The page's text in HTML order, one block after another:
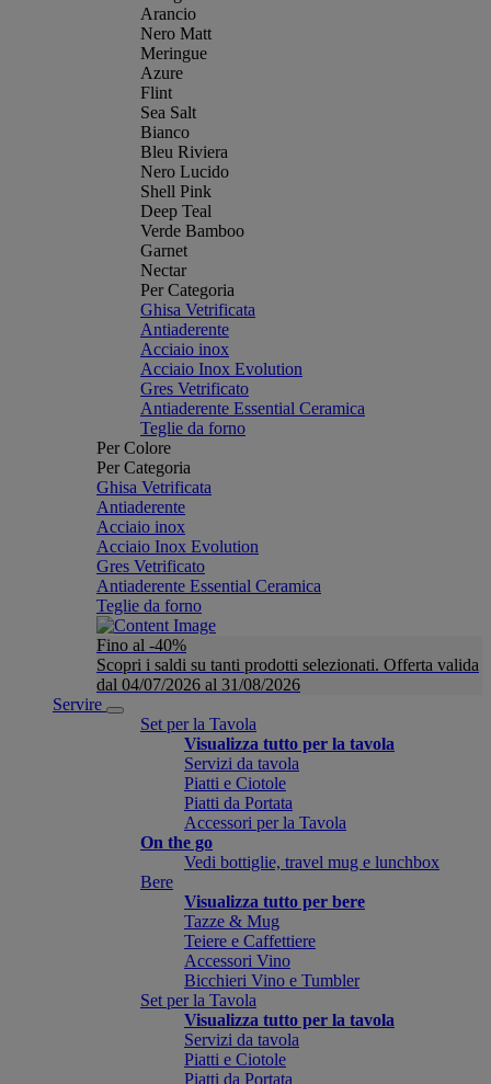
Arancio
Nero Matt
Meringue
Azure
Flint
Sea Salt
Bianco
Bleu Riviera
Nero Lucido
Shell Pink
Deep Teal
Verde Bamboo
Garnet
Nectar
Per Categoria
Ghisa Vetrificata
Antiaderente
Acciaio inox
Acciaio Inox Evolution
Gres Vetrificato
Antiaderente Essential Ceramica
Teglie da forno
Per Colore
Per Categoria
Ghisa Vetrificata
Antiaderente
Acciaio inox
Acciaio Inox Evolution
Gres Vetrificato
Antiaderente Essential Ceramica
Teglie da forno
Fino al -40%
Scopri i saldi su tanti prodotti selezionati. Offerta valida
dal 04/07/2026 al 31/08/2026
Servire
Set per la Tavola
Visualizza tutto per la tavola
Servizi da tavola
Piatti e Ciotole
Piatti da Portata
Accessori per la Tavola
On the go
Vedi bottiglie, travel mug e lunchbox
Bere
Visualizza tutto per bere
Tazze & Mug
Teiere e Caffettiere
Accessori Vino
Bicchieri Vino e Tumbler
Set per la Tavola
Visualizza tutto per la tavola
Servizi da tavola
Piatti e Ciotole
Piatti da Portata